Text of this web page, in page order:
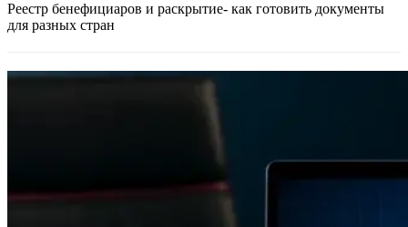
Реестр бенефициаров и раскрытие- как готовить документы
для разных стран